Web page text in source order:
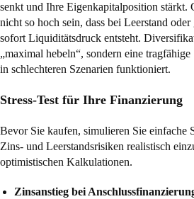
senkt und Ihre Eigenkapitalposition stärkt.
nicht so hoch sein, dass bei Leerstand
sofort Liquiditätsdruck entsteht.
„maximal hebeln“, sondern eine
in schlechteren Szenarien funktioniert.
Stress-Test für Ihre Finanzierung
Bevor Sie kaufen, simulieren Sie einfache
Zins- und Leerstandsrisiken realistisch
optimistischen Kalkulationen.
Zinsanstieg bei